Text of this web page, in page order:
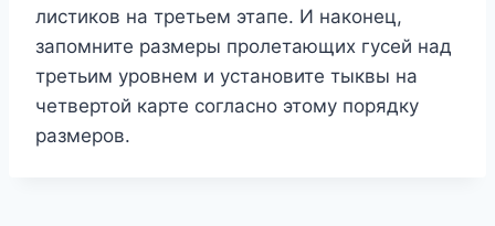
листиков на третьем этапе. И наконец,
запомните размеры пролетающих гусей над
третьим уровнем и установите тыквы на
четвертой карте согласно этому порядку
размеров.